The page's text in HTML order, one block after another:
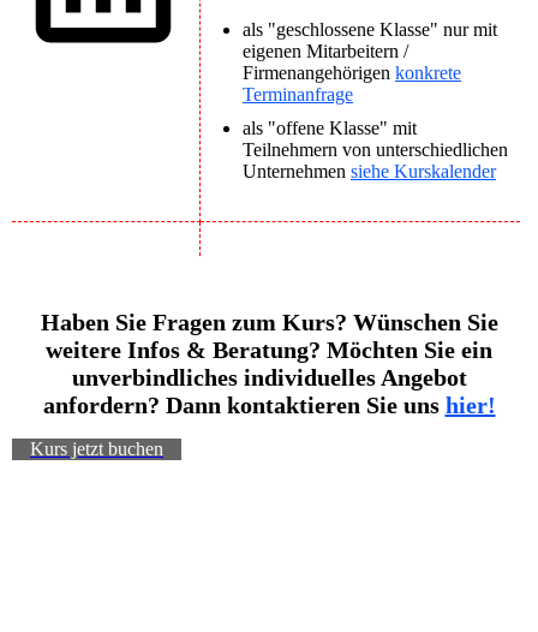
als "geschlossene Klasse" nur mit
eigenen Mitarbeitern /
Firmenangehörigen konkrete
Terminanfrage
als "offene Klasse" mit
Teilnehmern von unterschiedlichen
Unternehmen siehe Kurskalender
Haben Sie Fragen zum Kurs? Wünschen Sie
weitere Infos & Beratung? Möchten Sie ein
unverbindliches individuelles Angebot
anfordern? Dann kontaktieren Sie uns hier!
Kurs jetzt buchen